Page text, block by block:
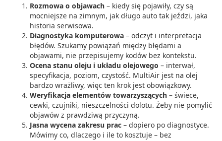
Rozmowa o objawach – kiedy się pojawiły, czy są
mocniejsze na zimnym, jak długo auto tak jeździ, jaka
historia serwisowa.
Diagnostyka komputerowa – odczyt i interpretacja
błędów. Szukamy powiązań między błędami a
objawami, nie przepisujemy kodów bez kontekstu.
Ocena stanu oleju i układu olejowego – interwał,
specyfikacja, poziom, czystość. MultiAir jest na olej
bardzo wrażliwy, więc ten krok jest obowiązkowy.
Weryfikacja elementów towarzyszących – świece,
cewki, czujniki, nieszczelności dolotu. Żeby nie pomylić
objawów z prawdziwą przyczyną.
Jasna wycena zakresu prac – dopiero po diagnostyce.
Mówimy co, dlaczego i ile to kosztuje – bez